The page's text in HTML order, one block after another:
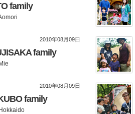
family
2010年08月09日
family
2010年08月09日
family